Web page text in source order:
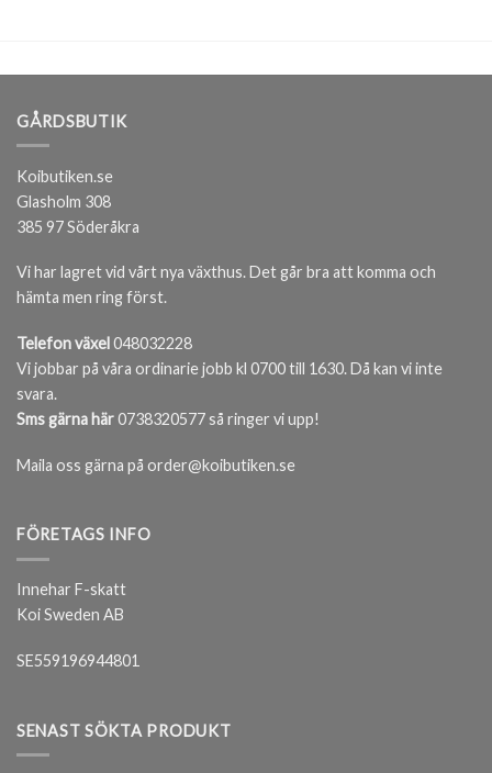
GÅRDSBUTIK
Koibutiken.se
Glasholm 308
385 97 Söderåkra
Vi har lagret vid vårt nya växthus. Det går bra att komma och
hämta men ring först.
Telefon växel048032228
Vi jobbar på våra ordinarie jobb kl 0700 till 1630. Då kan vi inte
svara.
Sms gärna här0738320577 så ringer vi upp!
Maila oss gärna på order@koibutiken.se
FÖRETAGS INFO
Innehar F-skatt
Koi Sweden AB
SE559196944801
SENAST SÖKTA PRODUKT